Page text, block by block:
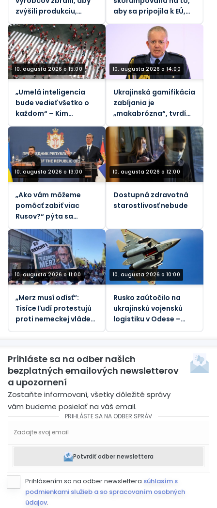
zvýšili produkciu,
vyčerpáva zásoby –
WaPo
aby sa pripojila k EÚ,
10. augusta 2026 o 15:00
„Umelá inteligencia
bude vedieť všetko o
každom“ – Kim
Dotcom
10. augusta 2026 o 14:00
Ukrajinská gamifikácia
zabíjania je
„makabrózna“, tvrdí
britský minister
obrany
10. augusta 2026 o 13:00
„Ako vám môžeme
pomôcť zabiť viac
Rusov?“ pýta sa
nemecký reportér
Zelenského (VIDEO)
10. augusta 2026 o 12:00
Dostupná zdravotná
starostlivosť nebude
10. augusta 2026 o 11:00
„Merz musí odísť“:
Tisíce ľudí protestujú
proti nemeckej vláde
10. augusta 2026 o 10:00
Rusko zaútočilo na
ukrajinskú vojenskú
logistiku v Odese –
Prihláste sa na odber našich
bezplatných emailových newsletterov
a upozornení
Zostaňte informovaní, všetky dôležité správy
vám budeme posielať na váš email.
PRIHLÁSTE SA NA ODBER SPRÁV
Potvrdiť odber newslettera
Prihlásením sa na odber newslettera súhlasím s
podmienkami služieb a so spracovaním osobných
údajov.